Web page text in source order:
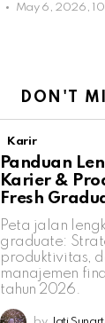
May 6, 2026,
DON'T
Karir
Panduan
Karier &
Fresh
Peta jalan
graduate:
produktivitas,
manajemen
tahun 2026.